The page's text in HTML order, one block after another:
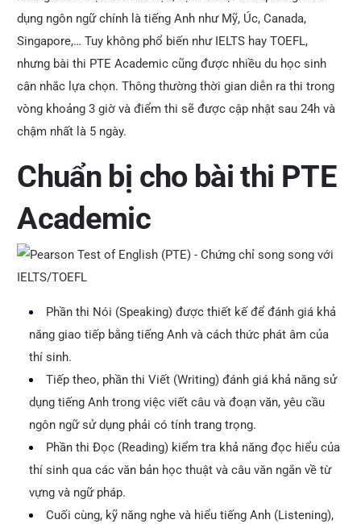
dụng ngôn ngữ chính là tiếng Anh như Mỹ, Úc, Canada,
Singapore,… Tuy không phổ biến như IELTS hay TOEFL,
nhưng bài thi PTE Academic cũng được nhiều du học sinh
cân nhắc lựa chọn. Thông thường thời gian diễn ra thi trong
vòng khoảng 3 giờ và điểm thi sẽ được cập nhật sau 24h và
chậm nhất là 5 ngày.
Chuẩn bị cho bài thi PTE
Academic
Phần thi Nói (Speaking) được thiết kế để đánh giá khả
năng giao tiếp bằng tiếng Anh và cách thức phát âm của
thí sinh.
Tiếp theo, phần thi Viết (Writing) đánh giá khả năng sử
dụng tiếng Anh trong việc viết câu và đoạn văn, yêu cầu
ngôn ngữ sử dụng phải có tính trang trọng.
Phần thi Đọc (Reading) kiểm tra khả năng đọc hiểu của
thí sinh qua các văn bản học thuật và câu văn ngắn về từ
vựng và ngữ pháp.
Cuối cùng, kỹ năng nghe và hiểu tiếng Anh (Listening),